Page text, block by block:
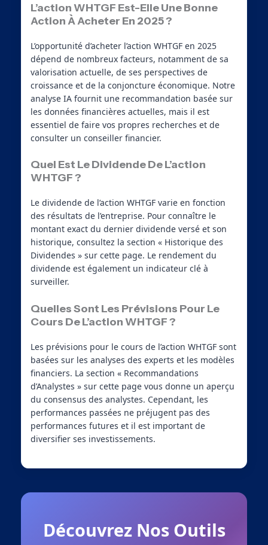
L’action WHTGF Est-Elle Une Bonne
Action À Acheter En 2025 ?
L’opportunité d’acheter l’action WHTGF en 2025
dépend de nombreux facteurs, notamment de sa
valorisation actuelle, de ses perspectives de
croissance et de la conjoncture économique. Notre
analyse IA fournit une recommandation basée sur
les données financières actuelles, mais il est
essentiel de faire vos propres recherches et de
consulter un conseiller financier.
Quel Est Le Dividende De L’action
WHTGF ?
Le dividende de l’action WHTGF varie en fonction
des résultats de l’entreprise. Pour connaître le
montant exact du dernier dividende versé et son
historique, consultez la section « Historique des
Dividendes » sur cette page. Le rendement du
dividende est également un indicateur clé à
surveiller.
Quelles Sont Les Prévisions Pour Le
Cours De L’action WHTGF ?
Les prévisions pour le cours de l’action WHTGF sont
basées sur les analyses des experts et les modèles
financiers. La section « Recommandations
d’Analystes » sur cette page vous donne un aperçu
du consensus des analystes. Cependant, les
performances passées ne préjugent pas des
performances futures et il est important de
diversifier ses investissements.
Découvrez Nos Outils